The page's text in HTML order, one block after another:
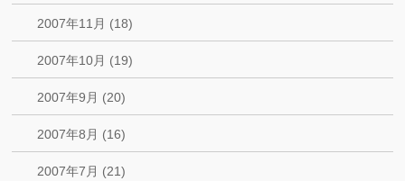
2007年11月 (18)
2007年10月 (19)
2007年9月 (20)
2007年8月 (16)
2007年7月 (21)